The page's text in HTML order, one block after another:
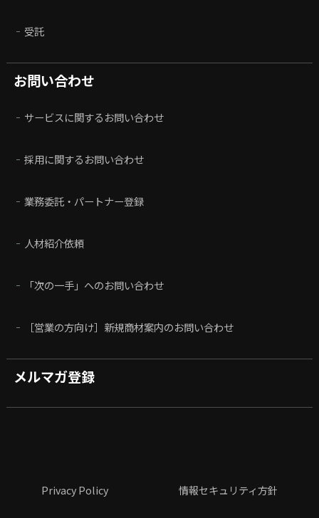
受託
お問い合わせ
サービスに関するお問い合わせ
採用に関するお問い合わせ
業務委託・パートナー登録
人材紹介依頼
「次の一手」へのお問い合わせ
［営業の方向け］新規商材案内のお問い合わせ
メルマガ登録
Privacy Policy 情報セキュリティ方針